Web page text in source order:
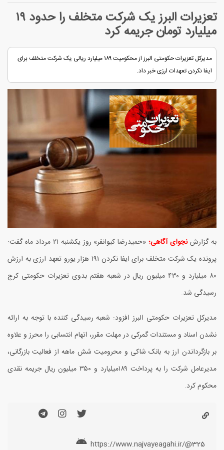
تعزیرات البرز یک شرکت متخلف را حدود ۱۹
میلیارد تومان جریمه کرد
مدیرکل تعزیرات حکومتی البرز از محکومیت ۱۸۹ میلیارد ریالی یک شرکت متخلف برای
ایفا نکردن تعهدات ارزی خبر داد.
به گزارشنجوای آگاهی؛ «حمیدرضا کیوانفر» روز یکشنبه ۲۱ مرداد ماه گفت:
پرونده یک شرکت متخلف برای ایفا نکردن ۱۹۱هزار یورو تعهد ارزی به ارزش
۸۰ میلیارد و ۴۳۰میلیون ریال در شعبه هفتم بدوی تعزیرات حکومتی کرج
رسیدگی شد.
مدیرکل تعزیرات حکومتی البرز افزود: شعبه رسیدگی کننده با توجه به ارائه
نشدن اسناد و مستندات گمرکی در مهلت مقرر، اتهام انتسابی را محرز و علاوه
بر بازگرداندن ارز به بانک شاکی و محرومیت شش ماهه از فعالیت بازرگانی،
مدیرعامل شرکت را به پرداخت ۱۸۹میلیارد و ۳۵۰میلیون ریال جریمه نقدی
محکوم کرد.
https://www.najvayeagahi.ir/@325